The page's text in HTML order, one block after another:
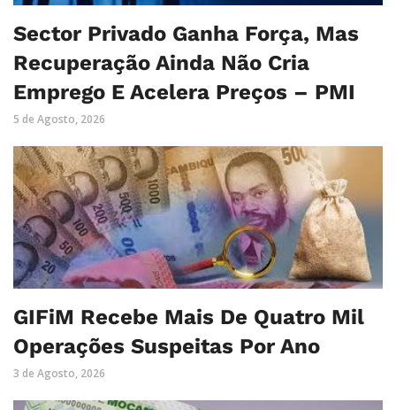
Sector Privado Ganha Força, Mas
Recuperação Ainda Não Cria
Emprego E Acelera Preços – PMI
5 de Agosto, 2026
GIFiM Recebe Mais De Quatro Mil
Operações Suspeitas Por Ano
3 de Agosto, 2026